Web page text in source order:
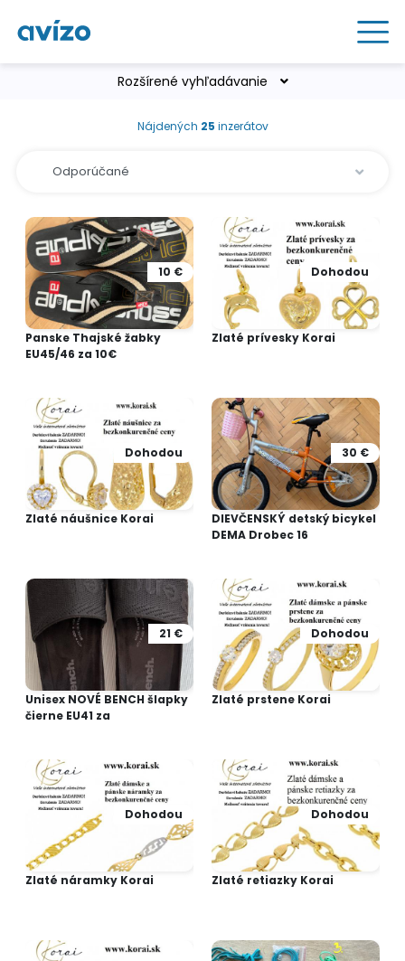
Rozšírené vyhľadávanie
Nájdených 25 inzerátov
10 €
Panske Thajské žabky
EU45/46 za 10€
Dohodou
Zlaté prívesky Korai
Dohodou
Zlaté náušnice Korai
30 €
DIEVČENSKÝ detský bicykel
DEMA Drobec 16
21 €
Unisex NOVÉ BENCH šlapky
čierne EU41 za
Dohodou
Zlaté prstene Korai
Dohodou
Zlaté náramky Korai
Dohodou
Zlaté retiazky Korai